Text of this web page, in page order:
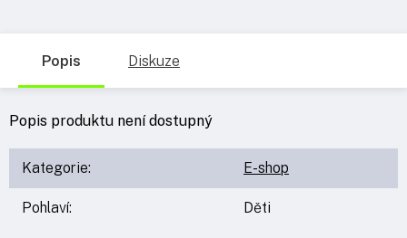
Popis Diskuze
Popis produktu není dostupný
Kategorie: E-shop
Pohlaví: Děti